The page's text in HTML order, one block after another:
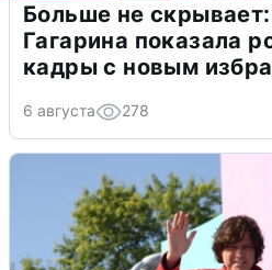
Больше не
Гагарина показала
кадры с новым
6 августа 278